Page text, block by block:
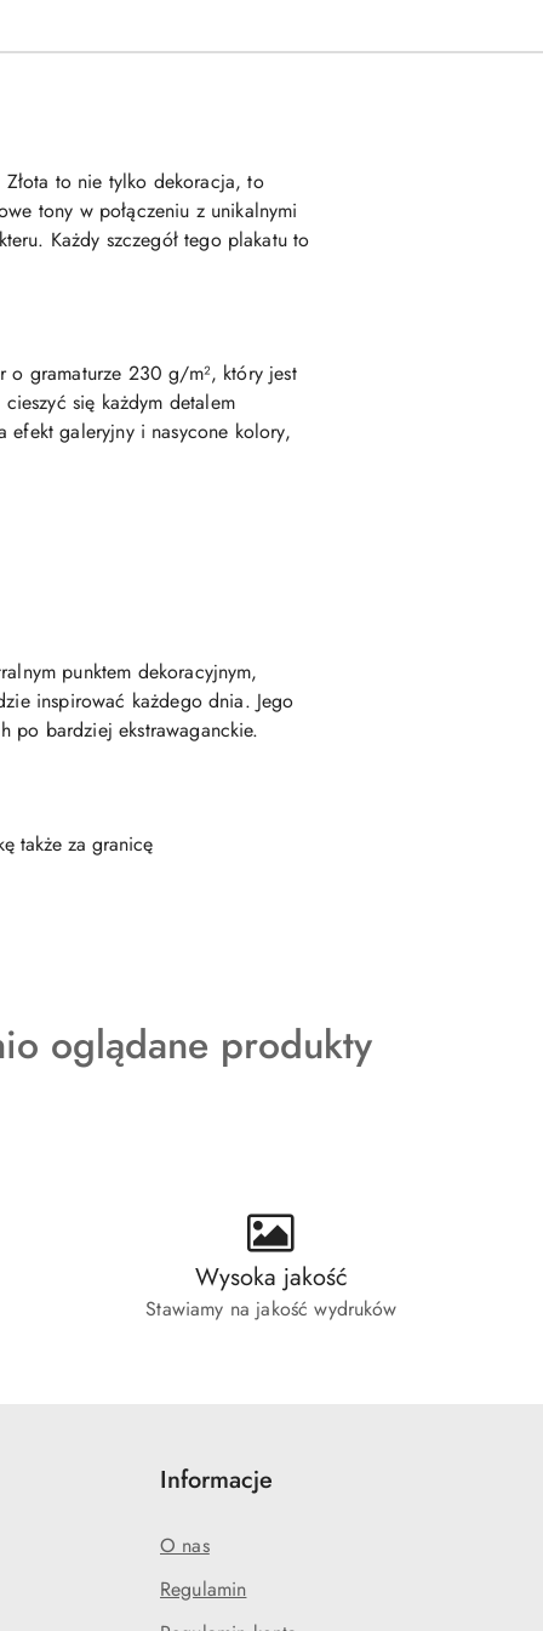
to nie tylko dekoracja, to
tony w połączeniu z unikalnymi
Każdy szczegół tego plakatu to
o gramaturze 230 g/m², który jest
się każdym detalem
galeryjny i nasycone kolory,
punktem dekoracyjnym,
inspirować każdego dnia. Jego
po bardziej ekstrawaganckie.
także za granicę
oglądane produkty
Wysoka jakość
Stawiamy na jakość wydruków
Informacje
O nas
Regulamin